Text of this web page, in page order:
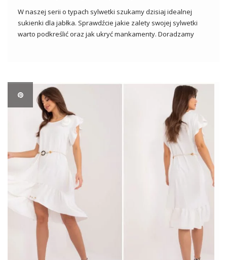
W naszej serii o typach sylwetki szukamy dzisiaj idealnej
sukienki dla jabłka. Sprawdźcie jakie zalety swojej sylwetki
warto podkreślić oraz jak ukryć mankamenty. Doradzamy